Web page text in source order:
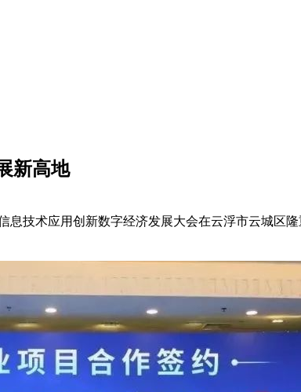
新高地
技术应用创新数字经济发展大会在云浮市云城区